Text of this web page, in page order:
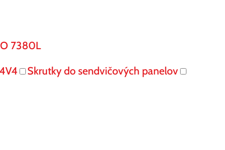
7380L
Skrutky do sendvičových panelov